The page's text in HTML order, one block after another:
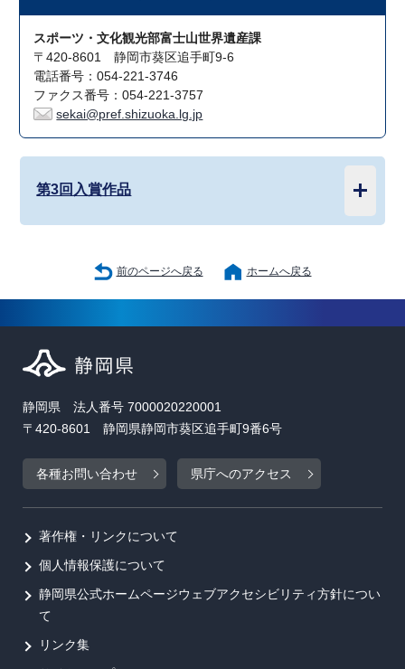
スポーツ・文化観光部富士山世界遺産課
〒420-8601 静岡市葵区追手町9-6
電話番号：054-221-3746
ファクス番号：054-221-3757
sekai@pref.shizuoka.lg.jp
第3回入賞作品
前のページへ戻る ホームへ戻る
静岡県 法人番号 7000020220001
〒420-8601 静岡県静岡市葵区追手町9番6号
各種お問い合わせ 県庁へのアクセス
著作権・リンクについて
個人情報保護について
静岡県公式ホームページウェブアクセシビリティ方針につい
て
リンク集